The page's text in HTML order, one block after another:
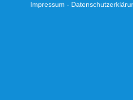
Impressum -